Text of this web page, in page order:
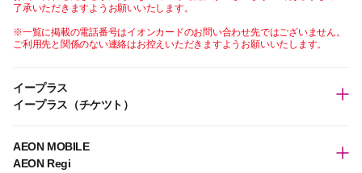
了承いただきますようお願いいたします。
※一覧に掲載の電話番号はイオンカードのお問い合わせ先ではございません。
ご利用先と関係のない連絡はお控えいただきますようお願いいたします。
イープラス
イープラス（チケツト）
AEON MOBILE
AEON Regi